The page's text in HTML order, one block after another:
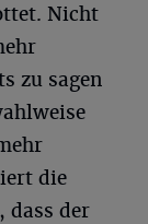
Nicht
zu sagen
die
dass der